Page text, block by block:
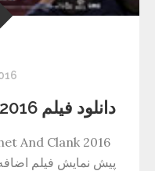
2016
دانلود فیلم Ratchet And Clank 2016
پیش نمایش فیلم